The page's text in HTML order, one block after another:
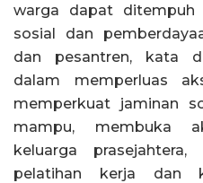
warga dapat ditempuh
sosial dan
dan pesantren, kata
dalam memperluas
memperkuat jaminan
mampu, membuka
keluarga
pelatihan kerja dan